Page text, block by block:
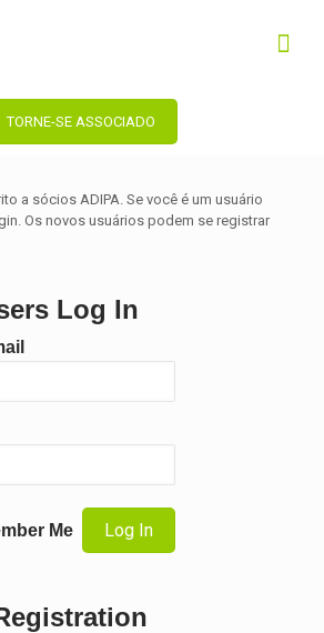
TORNE-SE ASSOCIADO
a sócios ADIPA. Se você é um usuário
Os novos usuários podem se registrar
Log In
Me